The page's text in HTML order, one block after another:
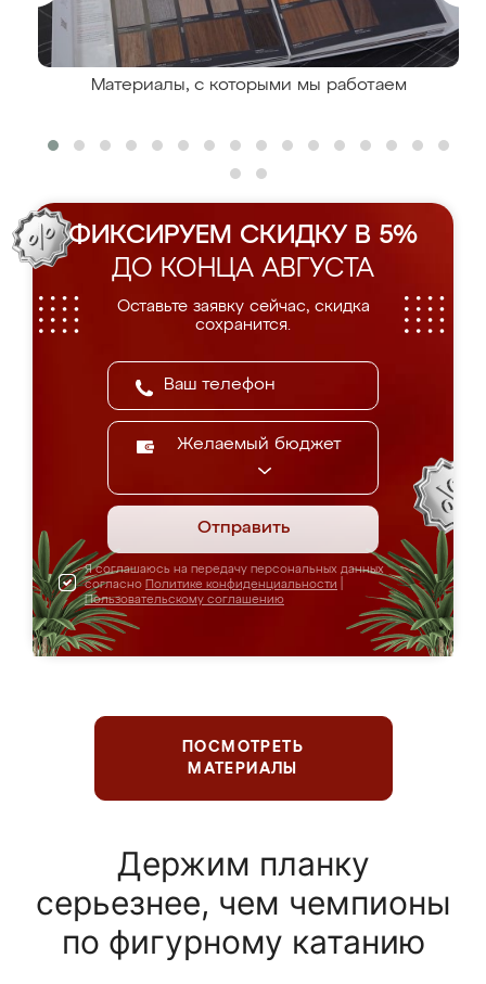
Материалы, с которыми мы работаем
ФИКСИРУЕМ СКИДКУ В 5%
ДО КОНЦА АВГУСТА
Оставьте заявку сейчас, скидка
сохранится.
Желаемый бюджет
Отправить
Я соглашаюсь на передачу персональных данных
согласно Политике конфиденциальности
Пользовательскому соглашению
ПОСМОТРЕТЬ
МАТЕРИАЛЫ
Держим планку
серьезнее, чем чемпионы
по фигурному катанию